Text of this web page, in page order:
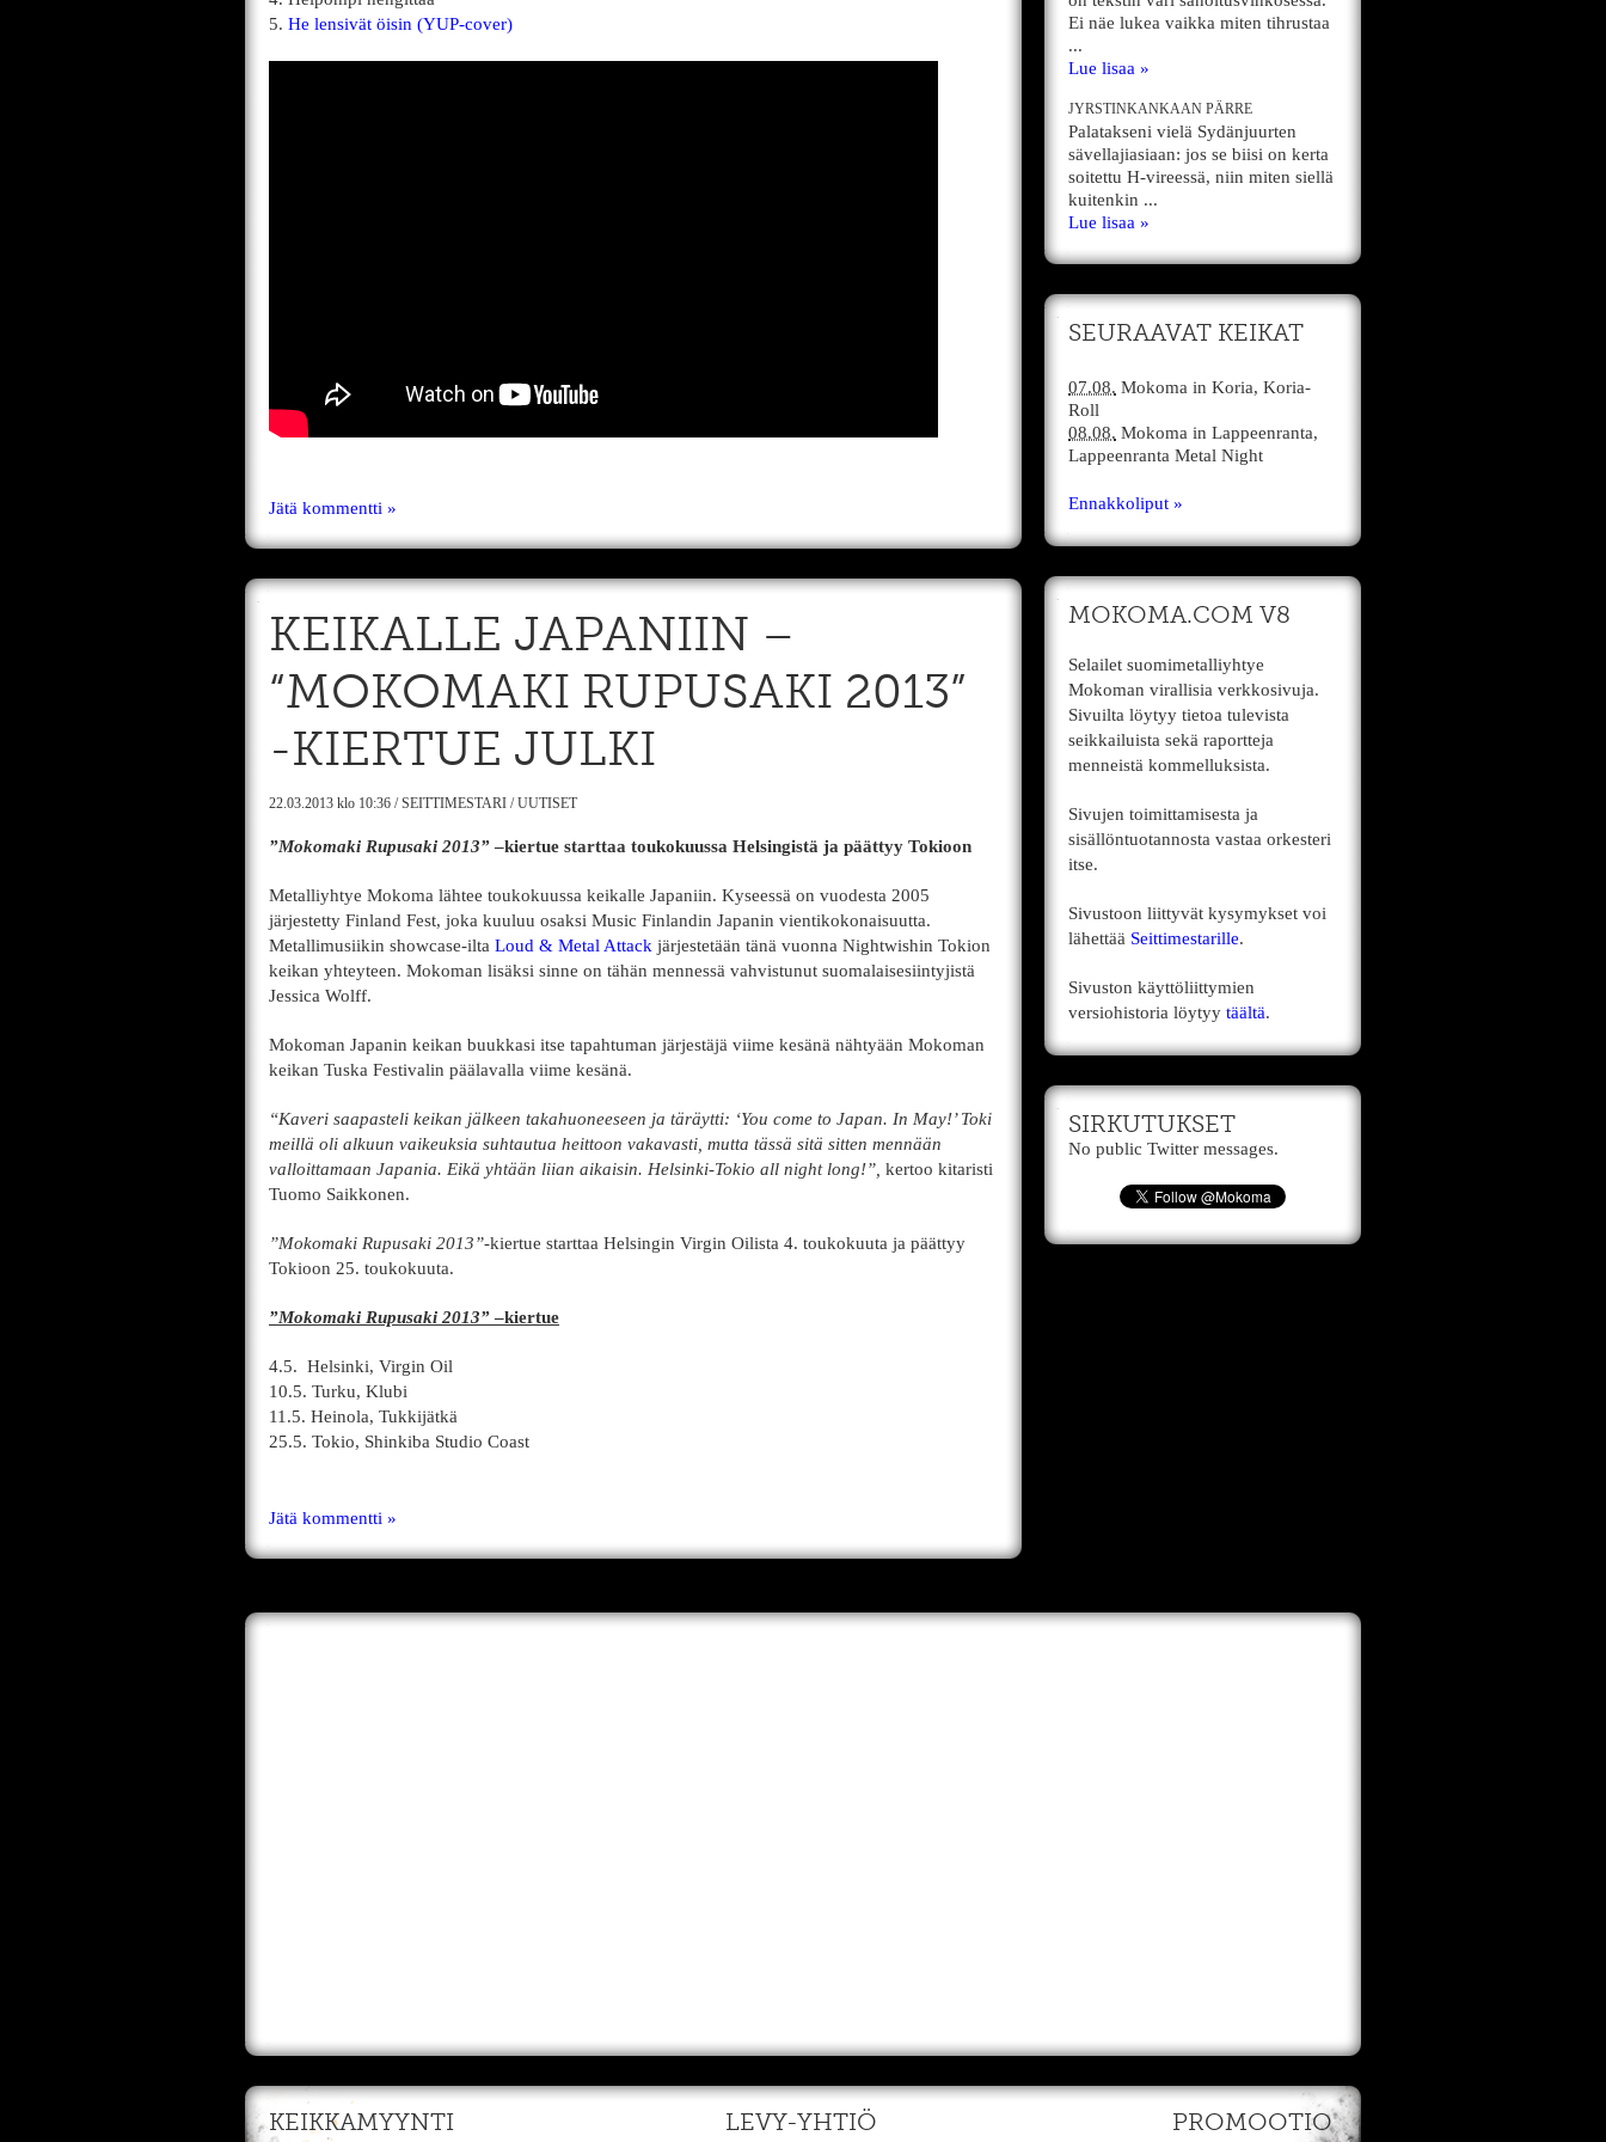
5. He lensivät öisin (YUP-cover)
Jätä kommentti »
KEIKALLE JAPANIIN –
“MOKOMAKI RUPUSAKI 2013”
-KIERTUE JULKI
22.03.2013 klo 10:36 /SEITTIMESTARI /UUTISET
”Mokomaki Rupusaki 2013” –kiertue starttaa toukokuussa Helsingistä ja päättyy Tokioon
Metalliyhtye Mokoma lähtee toukokuussa keikalle Japaniin. Kyseessä on vuodesta 2005
järjestetty Finland Fest, joka kuuluu osaksi Music Finlandin Japanin vientikokonaisuutta.
Metallimusiikin showcase-ilta Loud & Metal Attack järjestetään tänä vuonna Nightwishin Tokion
keikan yhteyteen. Mokoman lisäksi sinne on tähän mennessä vahvistunut suomalaisesiintyjistä
Jessica Wolff.
Mokoman Japanin keikan buukkasi itse tapahtuman järjestäjä viime kesänä nähtyään Mokoman
keikan Tuska Festivalin päälavalla viime kesänä.
“Kaveri saapasteli keikan jälkeen takahuoneeseen ja täräytti: ‘You come to Japan. In May!’ Toki
meillä oli alkuun vaikeuksia suhtautua heittoon vakavasti, mutta tässä sitä sitten mennään
valloittamaan Japania. Eikä yhtään liian aikaisin. Helsinki-Tokio all night long!”, kertoo kitaristi
Tuomo Saikkonen.
”Mokomaki Rupusaki 2013”-kiertue starttaa Helsingin Virgin Oilista 4. toukokuuta ja päättyy
Tokioon 25. toukokuuta.
”Mokomaki Rupusaki 2013” –kiertue
4.5. Helsinki, Virgin Oil
10.5. Turku, Klubi
11.5. Heinola, Tukkijätkä
25.5. Tokio, Shinkiba Studio Coast
Jätä kommentti »
Ei näe lukea vaikka miten tihrustaa
...
Lue lisaa »
JYRSTINKANKAAN PÄRRE
Palatakseni vielä Sydänjuurten
sävellajiasiaan: jos se biisi on kerta
soitettu H-vireessä, niin miten siellä
kuitenkin ...
Lue lisaa »
SEURAAVAT KEIKAT
07.08. Mokoma in Koria, Koria-
Roll
08.08. Mokoma in Lappeenranta,
Lappeenranta Metal Night
Ennakkoliput »
MOKOMA.COM V8
Selailet suomimetalliyhtye
Mokoman virallisia verkkosivuja.
Sivuilta löytyy tietoa tulevista
seikkailuista sekä raportteja
menneistä kommelluksista.
Sivujen toimittamisesta ja
sisällöntuotannosta vastaa orkesteri
itse.
Sivustoon liittyvät kysymykset voi
lähettää Seittimestarille.
Sivuston käyttöliittymien
versiohistoria löytyy täältä.
SIRKUTUKSET
No public Twitter messages.
KEIKKAMYYNTI LEVY-YHTIÖ PROMOOTIO